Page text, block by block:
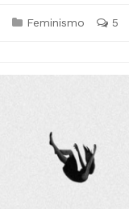
Feminismo 5